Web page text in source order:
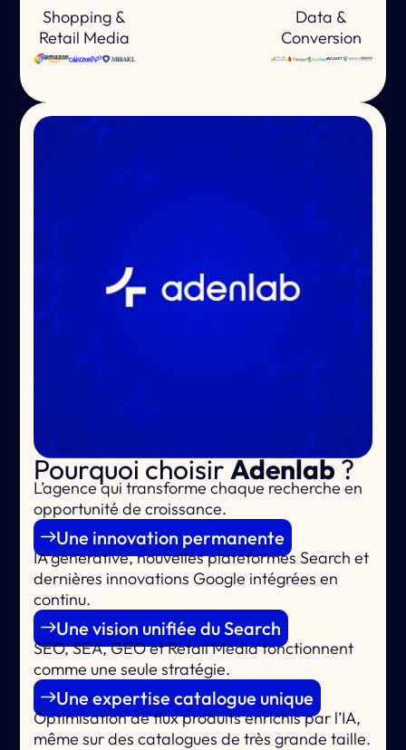
Shopping &
Retail Media
Data &
Conversion
Pourquoi choisirAdenlab?
L’agence quitransforme chaque recherche en
opportunité de croissance.
Une innovation permanente
IA générative, nouvelles plateformes Search et
dernières innovations Google intégrées en
continu.
Une vision unifiée du Search
SEO, SEA, GEO et Retail Media fonctionnent
comme une seule stratégie.
Une expertise catalogue unique
Optimisation de flux produits enrichis par l’IA,
même sur des catalogues de très grande taille.